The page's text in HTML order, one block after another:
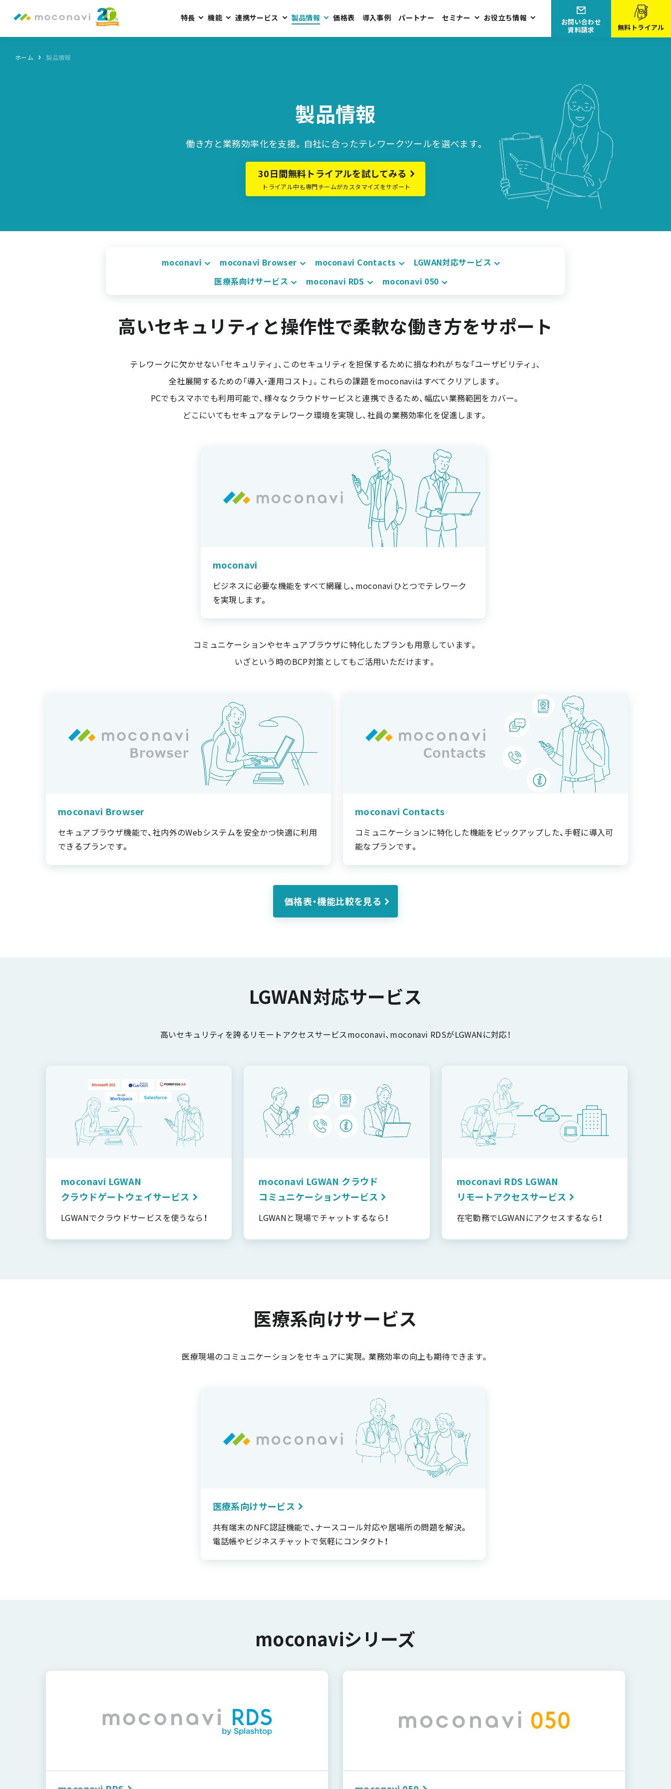
特長 機能 連携サービス 製品情報 価格表 導入事例 パートナー セミナー お役立ち情報
無料トライアル
お問い合わせ
資料請求
ホーム 製品情報
製品情報
働き方と業務効率化を支援。自社に合ったテレワークツールを選べます。
30日間無料トライアルを試してみる
トライアル中も専門チームがカスタマイズをサポート
moconavi moconavi Browser moconavi Contacts
LGWAN対応サービス
医療系向けサービス
moconavi RDS moconavi 050
高いセキュリティと操作性で柔軟な働き方をサポート
テレワークに欠かせない「セキュリティ」、このセキュリティを担保するために損なわれがちな「ユーザビリティ」、
全社展開するための「導入・運用コスト」。これらの課題をmoconaviはすべてクリアします。
PCでもスマホでも利用可能で、様々なクラウドサービスと連携できるため、幅広い業務範囲をカバー。
どこにいてもセキュアなテレワーク環境を実現し、社員の業務効率化を促進します。
moconavi
ビジネスに必要な機能をすべて網羅し、moconaviひとつでテレワーク
を実現します。
コミュニケーションやセキュアブラウザに特化したプランも用意しています。
いざという時のBCP対策としてもご活用いただけます。
moconavi Browser
セキュアブラウザ機能で、社内外のWebシステムを安全かつ快適に利用
できるプランです。
moconavi Contacts
コミュニケーションに特化した機能をピックアップした、手軽に導入可
能なプランです。
価格表・機能比較を見る
LGWAN対応サービス
高いセキュリティを誇るリモートアクセスサービスmoconavi、moconavi RDSがLGWANに対応！
moconavi LGWAN
クラウドゲートウェイサービス
LGWANでクラウドサービスを使うなら！
moconavi LGWAN クラウド
コミュニケーションサービス
LGWANと現場でチャットするなら！
moconavi RDS LGWAN
リモートアクセスサービス
在宅勤務でLGWANにアクセスするなら！
医療系向けサービス
医療現場のコミュニケーションをセキュアに実現。業務効率の向上も期待できます。
医療系向けサービス
共有端末のNFC認証機能で、ナースコール対応や居場所の問題を解決。
電話帳やビジネスチャットで気軽にコンタクト！
moconaviシリーズ